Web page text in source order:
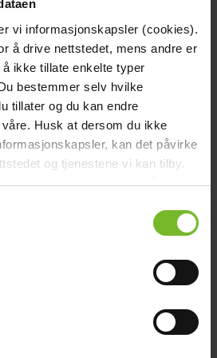
vi informasjonskapsler (cookies).
å drive nettstedet, mens andre er
ikke tillate enkelte typer
bestemmer selv hvilke
tillater og du kan endre
Husk at dersom du ikke
kan det påvirke
og tjenestene vi kan tilby.
her. Les mer om våre